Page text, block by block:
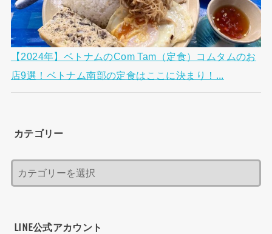
【2024年】ベトナムのCom Tam（定食）コムタムのお
店9選！ベトナム南部の定食はここに決まり！...
カテゴリー
LINE公式アカウント